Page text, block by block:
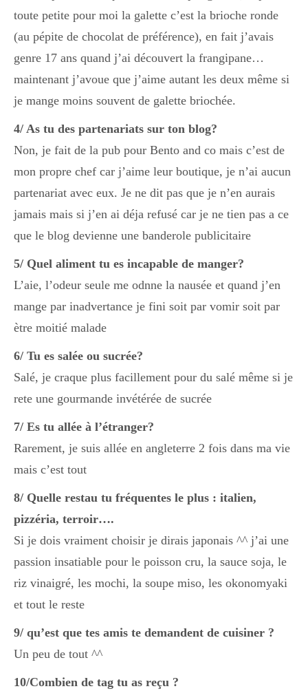
Mes amis en cuisine
Recettes Végétariennes
Tuto
Divers
Semaines Spéciales
apéro
Halloween
Japon
Boulette
toute petite pour moi la galette c’est la brioche ronde
(au pépite de chocolat de préférence), en fait j’avais
genre 17 ans quand j’ai découvert la frangipane…
maintenant j’avoue que j’aime autant les deux même si
je mange moins souvent de galette briochée.
4/ As tu des partenariats sur ton blog?
Non, je fait de la pub pour Bento and co mais c’est de
mon propre chef car j’aime leur boutique, je n’ai aucun
partenariat avec eux. Je ne dit pas que je n’en aurais
jamais mais si j’en ai déja refusé car je ne tien pas a ce
que le blog devienne une banderole publicitaire
5/ Quel aliment tu es incapable de manger?
L’aie, l’odeur seule me odnne la nausée et quand j’en
mange par inadvertance je fini soit par vomir soit par
ètre moitié malade
6/ Tu es salée ou sucrée?
Salé, je craque plus facillement pour du salé même si je
rete une gourmande invétérée de sucrée
7/ Es tu allée à l’étranger?
Rarement, je suis allée en angleterre 2 fois dans ma vie
mais c’est tout
8/ Quelle restau tu fréquentes le plus : italien,
pizzéria, terroir….
Si je dois vraiment choisir je dirais japonais ^^ j’ai une
passion insatiable pour le poisson cru, la sauce soja, le
riz vinaigré, les mochi, la soupe miso, les okonomyaki
et tout le reste
9/ qu’est que tes amis te demandent de cuisiner ?
Un peu de tout ^^
10/Combien de tag tu as reçu ?